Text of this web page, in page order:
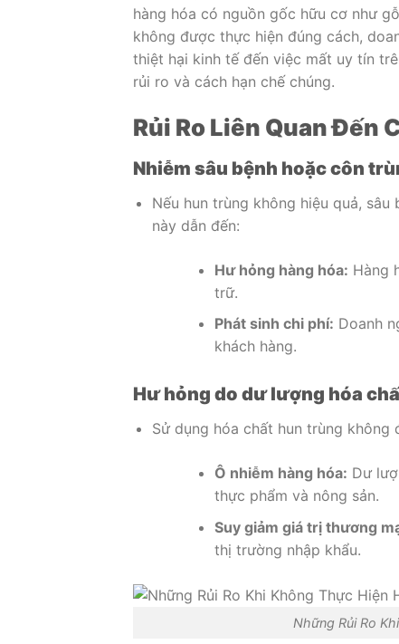
hàng hóa có nguồn gốc hữu cơ như
không được thực hiện đúng cách,
thiệt hại kinh tế đến việc mất uy tín
rủi ro và cách hạn chế chúng.
Rủi Ro Liên Quan Đến
Nhiễm sâu bệnh hoặc côn
Nếu hun trùng không hiệu quả,
này dẫn đến:
Hư hỏng hàng hóa: Hàng
trữ.
Phát sinh chi phí: Doanh
khách hàng.
Hư hỏng do dư lượng hóa
Sử dụng hóa chất hun trùng
Ô nhiễm hàng hóa: Dư
thực phẩm và nông sản.
Suy giảm giá trị thương
thị trường nhập khẩu.
Những Rủi Ro